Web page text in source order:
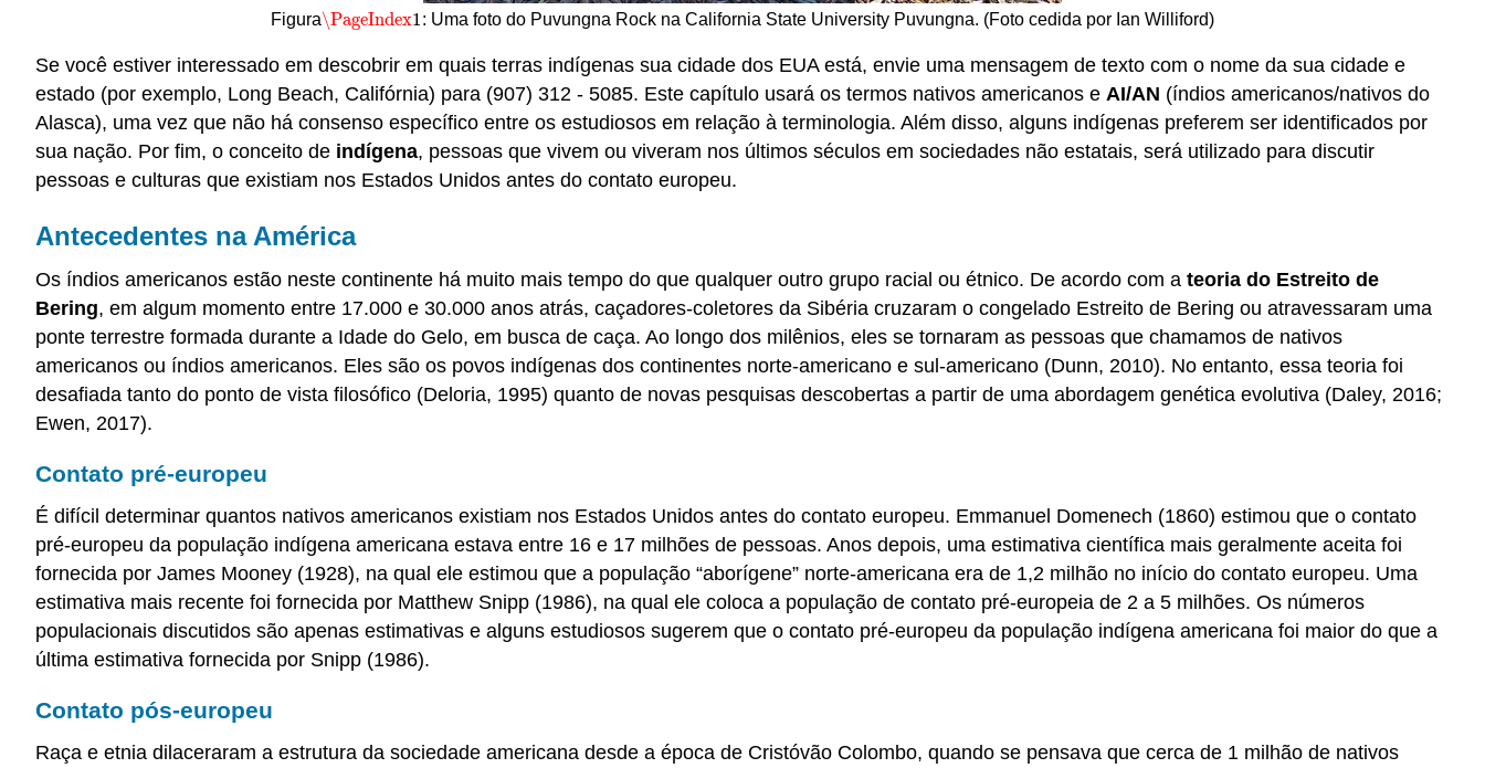
Figura\PageIndex1
\PageIndex1: Uma foto do Puvungna Rock na California State University Puvungna. (Foto cedida por Ian Williford)
Se você estiver interessado em descobrir em quais terras indígenas sua cidade dos EUA está, envie uma mensagem de texto com o nome da sua cidade e
estado (por exemplo, Long Beach, Califórnia) para (907) 312 - 5085. Este capítulo usará os termos nativos americanos e AI/AN (índios americanos/nativos do
Alasca), uma vez que não há consenso específico entre os estudiosos em relação à terminologia. Além disso, alguns indígenas preferem ser identificados por
sua nação. Por fim, o conceito de indígena, pessoas que vivem ou viveram nos últimos séculos em sociedades não estatais, será utilizado para discutir
pessoas e culturas que existiam nos Estados Unidos antes do contato europeu.
Antecedentes na América
Os índios americanos estão neste continente há muito mais tempo do que qualquer outro grupo racial ou étnico. De acordo com a teoria do Estreito de
Bering, em algum momento entre 17.000 e 30.000 anos atrás, caçadores-coletores da Sibéria cruzaram o congelado Estreito de Bering ou atravessaram uma
ponte terrestre formada durante a Idade do Gelo, em busca de caça. Ao longo dos milênios, eles se tornaram as pessoas que chamamos de nativos
americanos ou índios americanos. Eles são os povos indígenas dos continentes norte-americano e sul-americano (Dunn, 2010). No entanto, essa teoria foi
desafiada tanto do ponto de vista filosófico (Deloria, 1995) quanto de novas pesquisas descobertas a partir de uma abordagem genética evolutiva (Daley, 2016;
Ewen, 2017).
Contato pré-europeu
É difícil determinar quantos nativos americanos existiam nos Estados Unidos antes do contato europeu. Emmanuel Domenech (1860) estimou que o contato
pré-europeu da população indígena americana estava entre 16 e 17 milhões de pessoas. Anos depois, uma estimativa científica mais geralmente aceita foi
fornecida por James Mooney (1928), na qual ele estimou que a população “aborígene” norte-americana era de 1,2 milhão no início do contato europeu. Uma
estimativa mais recente foi fornecida por Matthew Snipp (1986), na qual ele coloca a população de contato pré-europeia de 2 a 5 milhões. Os números
populacionais discutidos são apenas estimativas e alguns estudiosos sugerem que o contato pré-europeu da população indígena americana foi maior do que a
última estimativa fornecida por Snipp (1986).
Contato pós-europeu
Raça e etnia dilaceraram a estrutura da sociedade americana desde a época de Cristóvão Colombo, quando se pensava que cerca de 1 milhão de nativos